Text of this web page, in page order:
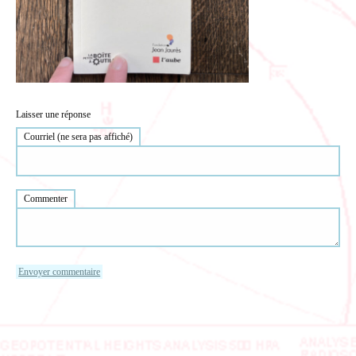
Laisser une réponse
Courriel (ne sera pas affiché)
Commenter